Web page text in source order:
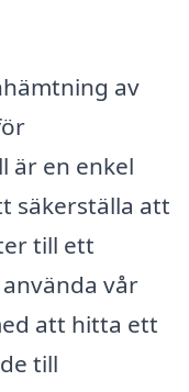
av
är en enkel
säkerställa att
till ett
vår
att hitta ett
till